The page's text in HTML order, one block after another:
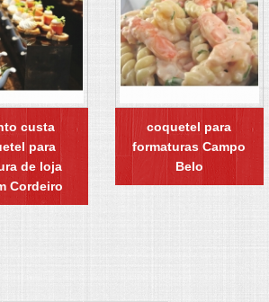
custa
para
de loja
Cordeiro
coquetel para
formaturas Campo
Belo